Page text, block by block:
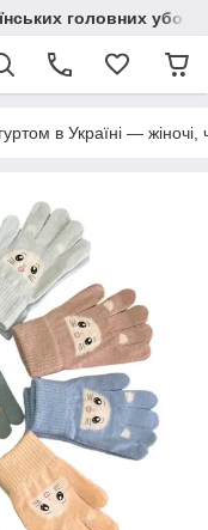
головних
в Україні — жіночі,